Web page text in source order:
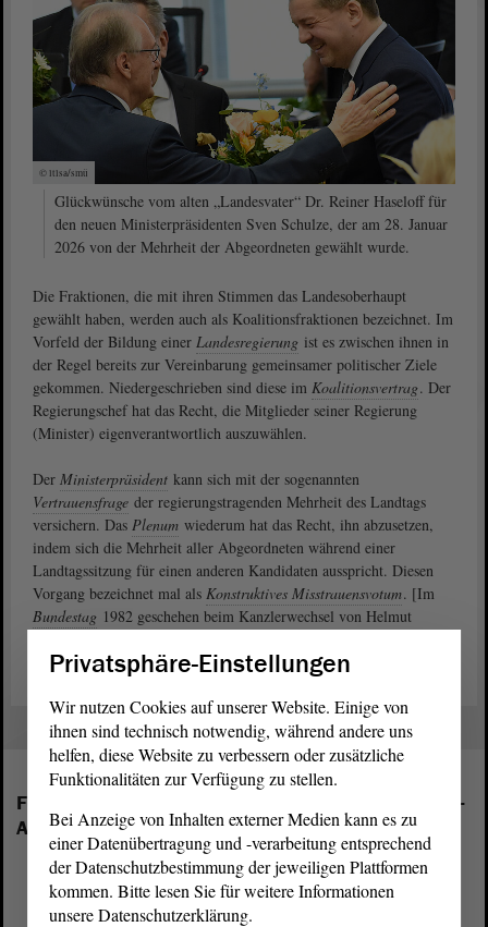
© ltlsa/smü
Glückwünsche vom alten „Landesvater“ Dr. Reiner Haseloff für
den neuen Ministerpräsidenten Sven Schulze, der am 28. Januar
2026 von der Mehrheit der Abgeordneten gewählt wurde.
Die Fraktionen, die mit ihren Stimmen das Landesoberhaupt
gewählt haben, werden auch als Koalitionsfraktionen bezeichnet. Im
Vorfeld der Bildung einer Landesregierung ist es zwischen ihnen in
der Regel bereits zur Vereinbarung gemeinsamer politischer Ziele
gekommen. Niedergeschrieben sind diese im Koalitionsvertrag. Der
Regierungschef hat das Recht, die Mitglieder seiner Regierung
(Minister) eigenverantwortlich auszuwählen.
Der Ministerpräsident kann sich mit der sogenannten
Vertrauensfrage der regierungstragenden Mehrheit des Landtags
versichern. Das Plenum wiederum hat das Recht, ihn abzusetzen,
indem sich die Mehrheit aller Abgeordneten während einer
Landtagssitzung für einen anderen Kandidaten ausspricht. Diesen
Vorgang bezeichnet mal als Konstruktives Misstrauensvotum. [Im
Bundestag 1982 geschehen beim Kanzlerwechsel von Helmut
Folgende Fraktionen sind im Landtag von Sachsen-
Anhalt vertreten:
Privatsphäre-Einstellungen
Wir nutzen Cookies auf unserer Website. Einige von
ihnen sind technisch notwendig, während andere uns
helfen, diese Website zu verbessern oder zusätzliche
Funktionalitäten zur Verfügung zu stellen.
Bei Anzeige von Inhalten externer Medien kann es zu
einer Datenübertragung und -verarbeitung entsprechend
der Datenschutzbestimmung der jeweiligen Plattformen
kommen. Bitte lesen Sie für weitere Informationen
unsere Datenschutzerklärung.